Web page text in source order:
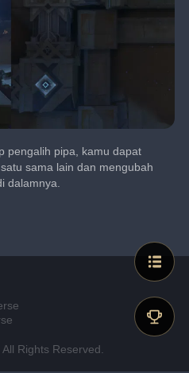
pengalih pipa, kamu dapat
sama lain dan mengubah
dalamnya.
Rights Reserved.